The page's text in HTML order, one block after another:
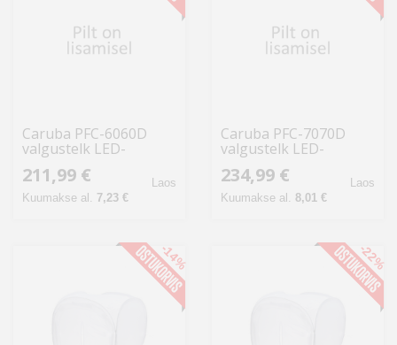
Caruba PFC-6060D
valgustelk LED-
tuledega
211,99 €
Kuumakse al. 7,23 €
Laos
Caruba PFC-7070D
valgustelk LED-
tuledega
234,99 €
Kuumakse al. 8,01 €
Laos
-14% -22%